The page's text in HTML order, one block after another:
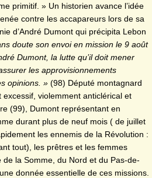
primitif. » Un historien avance l’idée
contre les accapareurs lors de sa
d’André Dumont qui précipita Lebon
doute son envoi en mission le 9 août
Dumont, la lutte qu’il doit mener
les approvisionnements
opinions. » (98) Député montagnard
violemment anticlérical et
(99), Dumont représentant en
durant plus de neuf mois ( de juillet
les ennemis de la Révolution :
tout), les prêtres et les femmes
la Somme, du Nord et du Pas-de-
donnée essentielle de ces missions.